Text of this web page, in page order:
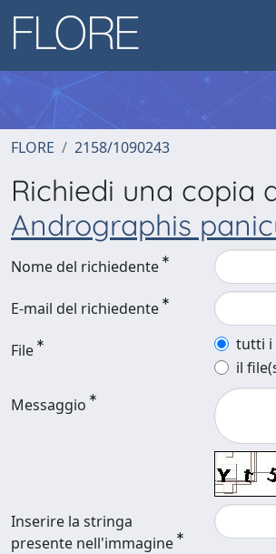
FLORE 2158/1090243
Richiedi una copia
Andrographis
Nome del richiedente
E-mail del richiedente
File
tutti i
il
Messaggio
Inserire la stringa
presente nell'immagine